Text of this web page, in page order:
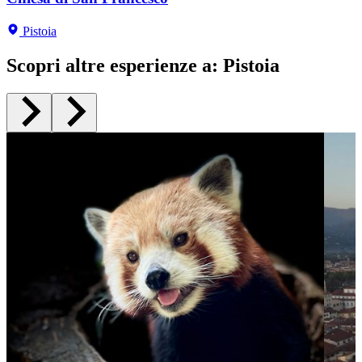
Pistoia
Pistoia
Pistoia
Pistoia
Pistoia
Pistoia
Scopri altre esperienze a: Pistoia